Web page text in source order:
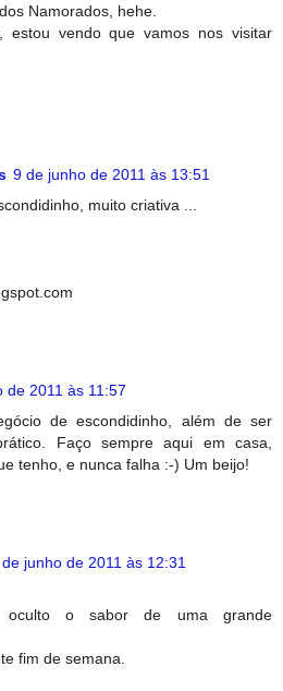
Namorados, hehe.
estou vendo que vamos nos visitar
9 de junho de 2011 às 13:51
muito criativa ...
de 2011 às 11:57
de escondidinho, além de ser
Faço sempre aqui em casa,
tenho, e nunca falha :-) Um beijo!
junho de 2011 às 12:31
oculto o sabor de uma grande
fim de semana.